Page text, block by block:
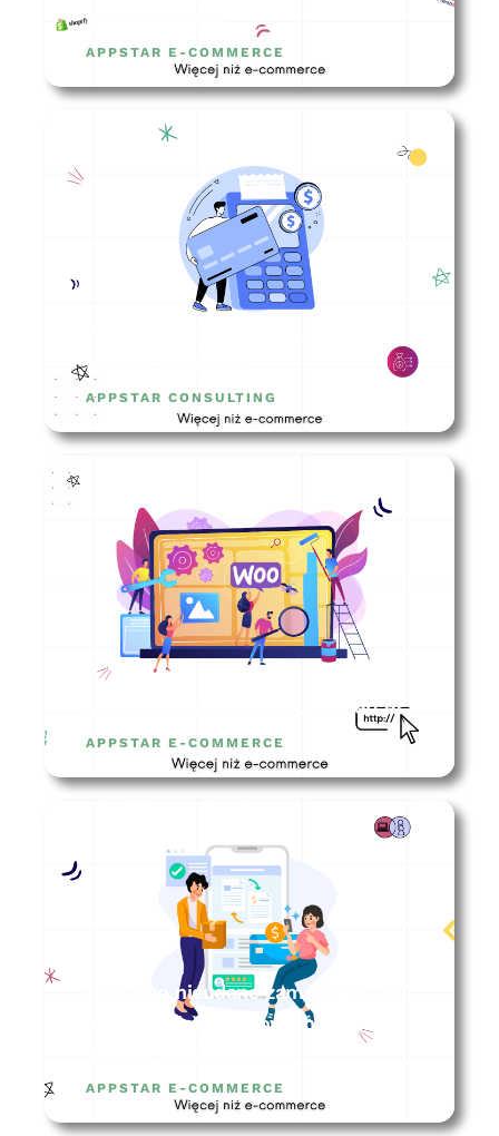
internetowego?
APPSTAR E-COMMERCE
bramkę płatności?
APPSTAR CONSULTING
Jak przyspieszyć WooCommerce?
APPSTAR E-COMMERCE
Dlaczego nieudane zamówienia to
najważniejsze zamówienia w
APPSTAR E-COMMERCE